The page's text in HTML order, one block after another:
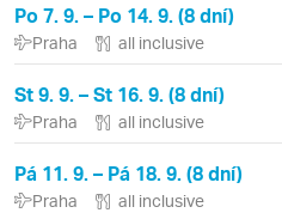
Po 7. 9. – Po 14. 9. (8 dní)
Praha all inclusive
St 9. 9. – St 16. 9. (8 dní)
Praha all inclusive
Pá 11. 9. – Pá 18. 9. (8 dní)
Praha all inclusive